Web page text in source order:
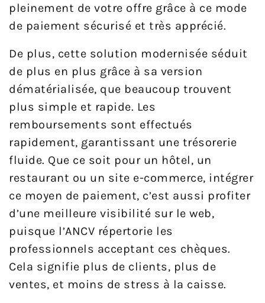
pleinement de votre offre grâce à ce mode
de paiement sécurisé et très apprécié.
De plus, cette solution modernisée séduit
de plus en plus grâce à sa version
dématérialisée, que beaucoup trouvent
plus simple et rapide. Les
remboursements sont effectués
rapidement, garantissant une trésorerie
fluide. Que ce soit pour un hôtel, un
restaurant ou un site e-commerce, intégrer
ce moyen de paiement, c’est aussi profiter
d’une meilleure visibilité sur le web,
puisque l’ANCV répertorie les
professionnels acceptant ces chèques.
Cela signifie plus de clients, plus de
ventes, et moins de stress à la caisse.